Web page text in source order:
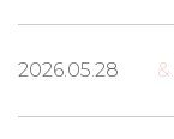
2026.05.28